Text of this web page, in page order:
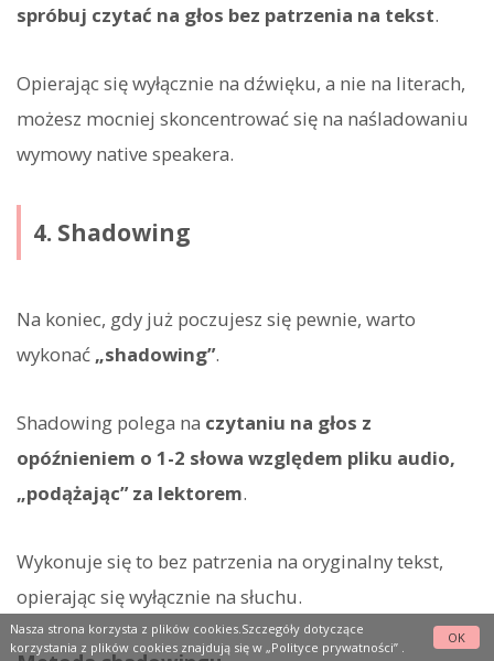
spróbuj czytać na głos bez patrzenia na tekst.
Opierając się wyłącznie na dźwięku, a nie na literach,
możesz mocniej skoncentrować się na naśladowaniu
wymowy native speakera.
4. Shadowing
Na koniec, gdy już poczujesz się pewnie, warto
wykonać „shadowing”.
Shadowing polega na czytaniu na głos z
opóźnieniem o 1-2 słowa względem pliku audio,
„podążając” za lektorem.
Wykonuje się to bez patrzenia na oryginalny tekst,
opierając się wyłącznie na słuchu.
Nasza strona korzysta z plików cookies.Szczegóły dotyczące
korzystania z plików cookies znajdują się w „Polityce prywatności”.
OK